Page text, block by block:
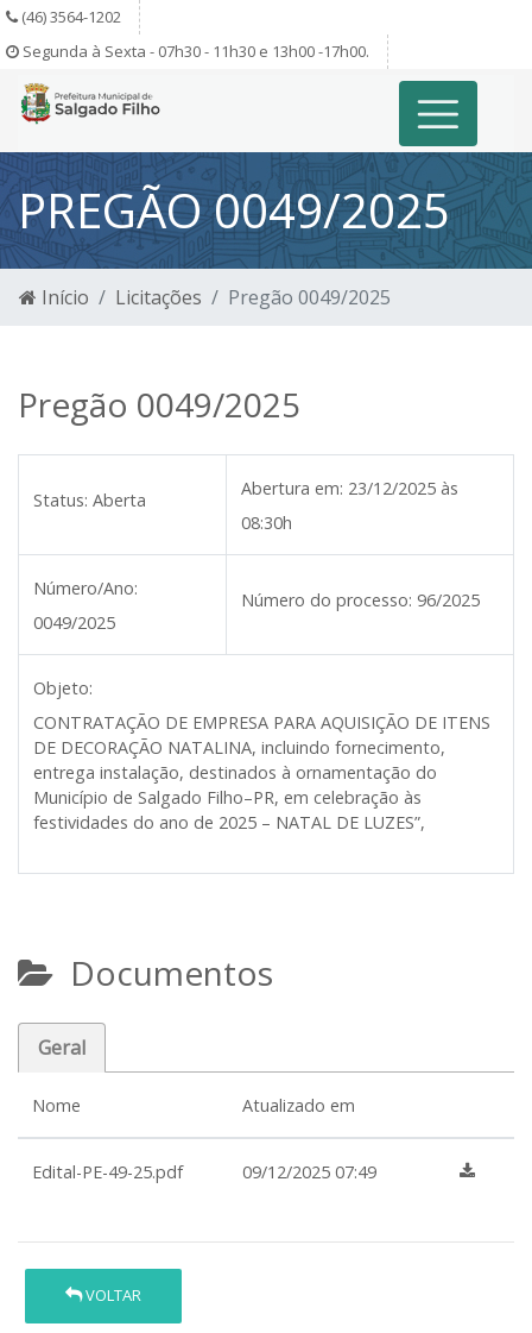
(46) 3564-1202
Segunda à Sexta - 07h30 - 11h30 e 13h00 -17h00.
PREGÃO 0049/2025
Início Licitações Pregão 0049/2025
Pregão 0049/2025
Status: Aberta
Abertura em: 23/12/2025 às
08:30h
Número/Ano:
0049/2025
Número do processo: 96/2025
Objeto:
CONTRATAÇÃO DE EMPRESA PARA AQUISIÇÃO DE ITENS
DE DECORAÇÃO NATALINA, incluindo fornecimento,
entrega instalação, destinados à ornamentação do
Município de Salgado Filho–PR, em celebração às
festividades do ano de 2025 – NATAL DE LUZES”,
Documentos
Geral
Nome Atualizado em
Edital-PE-49-25.pdf 09/12/2025 07:49
VOLTAR